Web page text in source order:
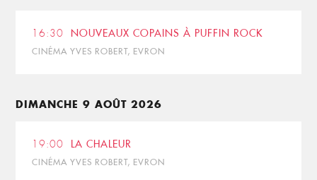
16:30 NOUVEAUX COPAINS À PUFFIN ROCK
CINÉMA YVES ROBERT, EVRON
DIMANCHE 9 AOÛT 2026
19:00 LA CHALEUR
CINÉMA YVES ROBERT, EVRON